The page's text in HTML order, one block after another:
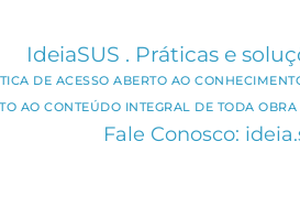
IdeiaSUS . Práticas e
DE ACESSO ABERTO AO
AO CONTEÚDO INTEGRAL DE TODA
Fale Conosco: